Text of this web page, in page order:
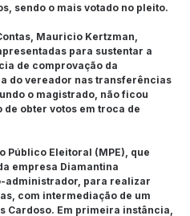
sendo o mais votado no pleito.
Mauricio Kertzman,
para sustentar a
de comprovação da
do vereador nas transferências
o magistrado, não ficou
obter votos em troca de
Público Eleitoral (MPE), que
empresa Diamantina
administrador, para realizar
com intermediação de um
Cardoso. Em primeira instância,